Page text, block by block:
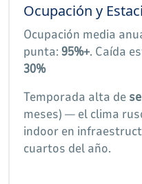
Ocupación y
Ocupación media
punta: 95%+. Caída
30%
Temporada alta de
meses) — el clima
indoor en
cuartos del año.